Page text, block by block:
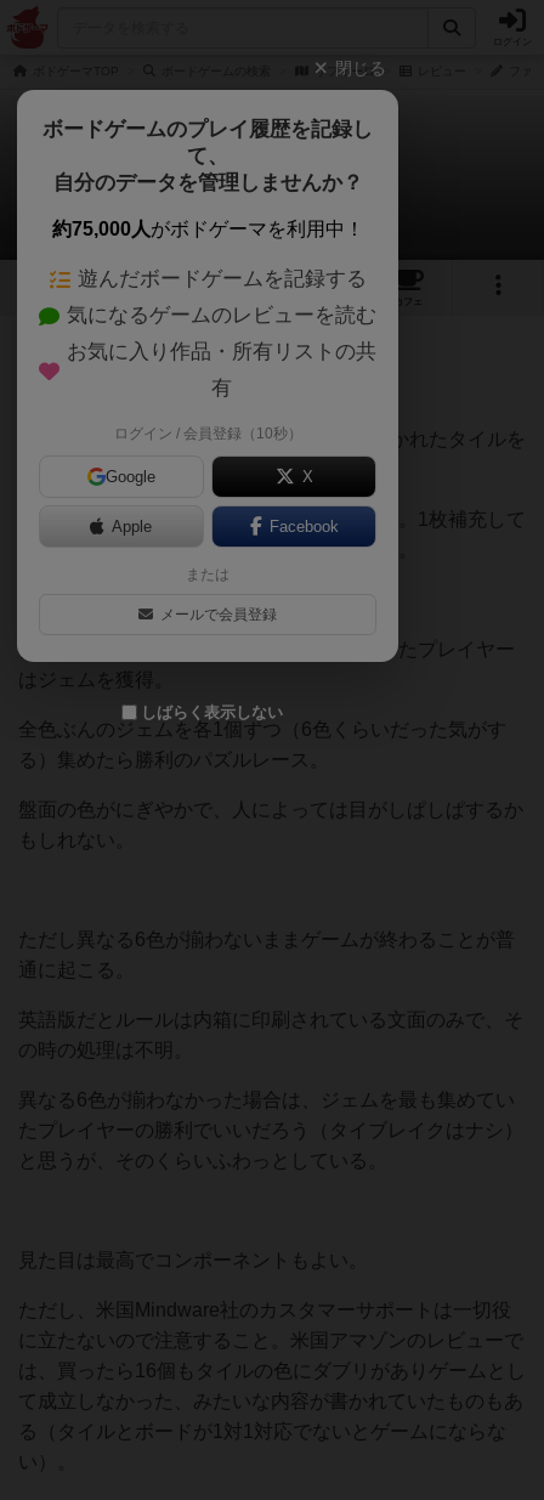
サフィーロ
サフィーロ
ファズさんのレビュー
3 2
カフェ
132名 1名 0 約5年前
箱絵の通り、4角形（◇）で上下が2色に分かれたタイルを
6枚手札として持つ。
その後、ボードに色が合うように1枚を配置。1枚補充して
6枚に戻す。ストックが尽きたら補充はなし。
タイル配置時、ジェムを6枚のタイルで囲ったプレイヤー
はジェムを獲得。
全色ぶんのジェムを各1個ずつ（6色くらいだった気がす
る）集めたら勝利のパズルレース。
盤面の色がにぎやかで、人によっては目がしぱしぱするか
もしれない。
ただし異なる6色が揃わないままゲームが終わることが普
通に起こる。
英語版だとルールは内箱に印刷されている文面のみで、そ
の時の処理は不明。
異なる6色が揃わなかった場合は、ジェムを最も集めてい
たプレイヤーの勝利でいいだろう（タイブレイクはナシ）
と思うが、そのくらいふわっとしている。
見た目は最高でコンポーネントもよい。
ただし、米国Mindware社のカスタマーサポートは一切役
に立たないので注意すること。米国アマゾンのレビューで
は、買ったら16個もタイルの色にダブリがありゲームとし
て成立しなかった、みたいな内容が書かれていたものもあ
る（タイルとボードが1対1対応でないとゲームにならな
い）。
閉じる
ボードゲームのプレイ履歴を記録し
て、
自分のデータを管理しませんか？
約75,000人がボドゲーマを利用中！
遊んだボードゲームを記録する
気になるゲームのレビューを読む
お気に入り作品・所有リストの共
有
ログイン / 会員登録（10秒）
Google X
Apple Facebook
または
メールで会員登録
しばらく表示しない